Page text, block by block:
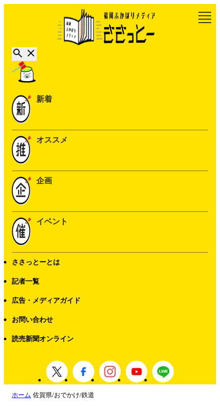
新着
オススメ
企画
イベント
ささっとーとは
記者一覧
広告・メディアガイド
お問い合わせ
読売新聞オンライン
ホーム 佐賀県/おでかけ/鉄道